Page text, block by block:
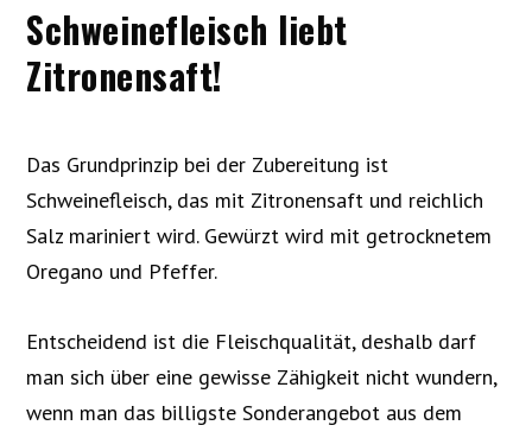
Schweinefleisch liebt
Zitronensaft!
Das Grundprinzip bei der Zubereitung ist
Schweinefleisch, das mit Zitronensaft und reichlich
Salz mariniert wird. Gewürzt wird mit getrocknetem
Oregano und Pfeffer.
Entscheidend ist die Fleischqualität, deshalb darf
man sich über eine gewisse Zähigkeit nicht wundern,
wenn man das billigste Sonderangebot aus dem